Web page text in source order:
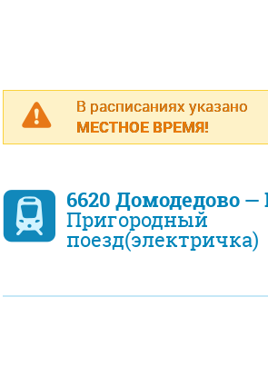
В расписаниях указано
МЕСТНОЕ ВРЕМЯ!
6620 Домодедово
Пригородный
поезд(электричка)